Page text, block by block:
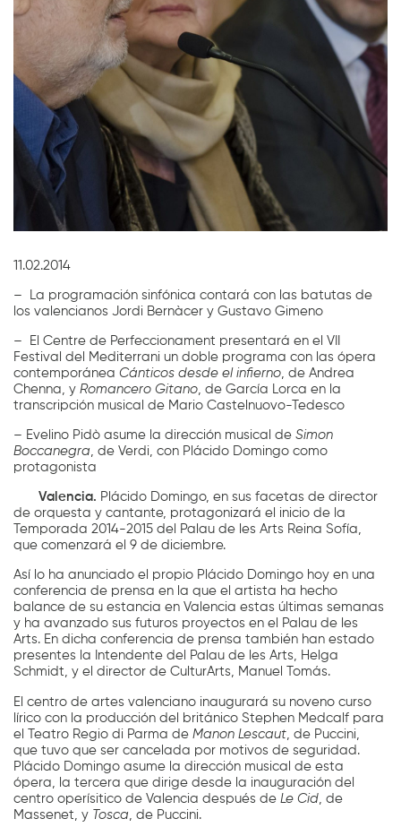
11.02.2014
– La programación sinfónica contará con las batutas de
los valencianos Jordi Bernàcer y Gustavo Gimeno
– El Centre de Perfeccionament presentará en el VII
Festival del Mediterrani un doble programa con las ópera
contemporáneaCánticos desde el infierno , de Andrea
Chenna, yRomancero Gitano , de García Lorca en la
transcripción musical de Mario Castelnuovo-Tedesco
– Evelino Pidò asume la dirección musical deSimon
Boccanegra, de Verdi, con Plácido Domingo como
protagonista
Valencia. Plácido Domingo, en sus facetas de director
de orquesta y cantante, protagonizará el inicio de la
Temporada 2014-2015 del Palau de les Arts Reina Sofía,
que comenzará el 9 de diciembre.
Así lo ha anunciado el propio Plácido Domingo hoy en una
conferencia de prensa en la que el artista ha hecho
balance de su estancia en Valencia estas últimas semanas
y ha avanzado sus futuros proyectos en el Palau de les
Arts. En dicha conferencia de prensa también han estado
presentes la Intendente del Palau de les Arts, Helga
Schmidt, y el director de CulturArts, Manuel Tomás.
El centro de artes valenciano inaugurará su noveno curso
lírico con la producción del británico Stephen Medcalf para
el Teatro Regio di Parma deManon Lescaut , de Puccini,
que tuvo que ser cancelada por motivos de seguridad.
Plácido Domingo asume la dirección musical de esta
ópera, la tercera que dirige desde la inauguración del
centro operísitico de Valencia después deLe Cid , de
Massenet, y Tosca , de Puccini.